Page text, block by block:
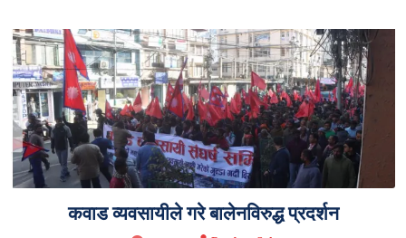
कवाड व्यवसायीले गरे बालेनविरुद्ध प्रदर्शन